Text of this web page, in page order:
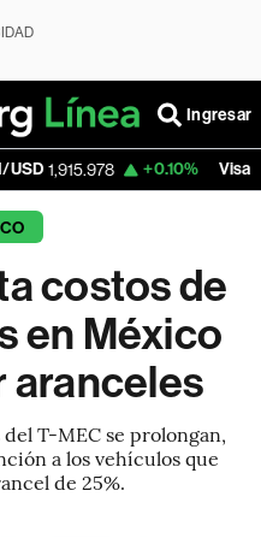
Ingresar
+0.10% Visa 362.50
costos de
en México
aranceles
T-MEC se prolongan,
a los vehículos que
de 25%.